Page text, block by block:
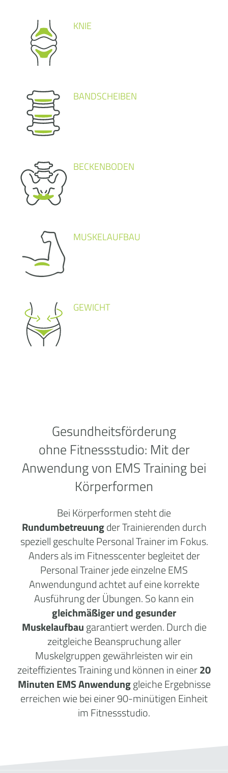
KNIE
BANDSCHEIBEN
BECKENBODEN
MUSKELAUFBAU
GEWICHT
Gesundheitsförderung
ohne Fitnessstudio: Mit der
Anwendung von EMS Training bei
Körperformen
Bei Körperformen steht die
Rundumbetreuungder Trainierenden durch
speziell geschulte Personal Trainer im Fokus.
Anders als im Fitnesscenter begleitet der
Personal Trainer jede einzelne EMS
Anwendungund achtet auf eine korrekte
Ausführung der Übungen. So kann ein
gleichmäßiger und gesunder
Muskelaufbaugarantiert werden. Durch die
zeitgleiche Beanspruchung aller
Muskelgruppen gewährleisten wir ein
zeiteffizientes Training und können in einer20
Minuten EMS Anwendunggleiche Ergebnisse
erreichen wie bei einer 90-minütigen Einheit
im Fitnessstudio.